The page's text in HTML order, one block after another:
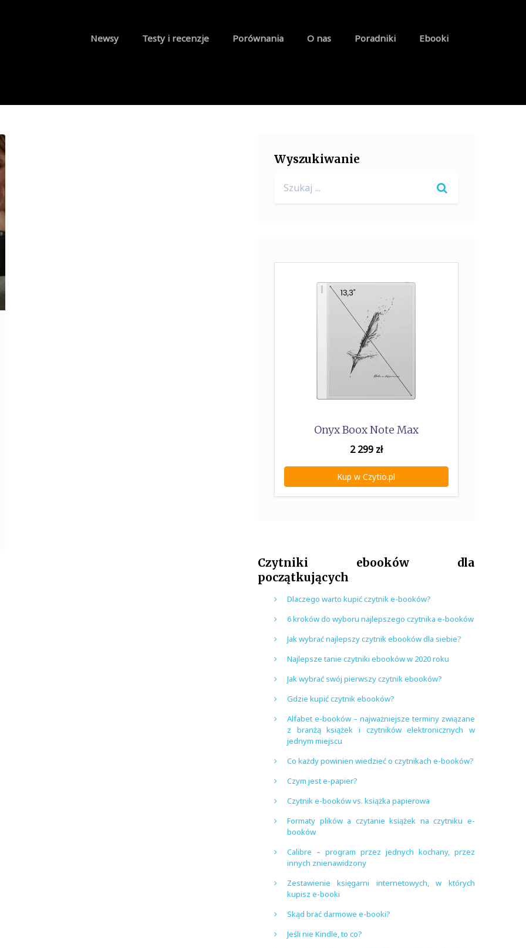
Newsy Testy i recenzje Porównania O nas Poradniki Ebooki
Wyszukiwanie
for:
Onyx Boox Note Max
2 299zł
Kup w Czytio.pl
Czytniki ebooków dla
początkujących
Dlaczego warto kupić czytnik e-booków?
6 kroków do wyboru najlepszego czytnika e-booków
Jak wybrać najlepszy czytnik ebooków dla siebie?
Najlepsze tanie czytniki ebooków w 2020 roku
Jak wybrać swój pierwszy czytnik ebooków?
Gdzie kupić czytnik ebooków?
Alfabet e-booków – najważniejsze terminy związane
z branżą książek i czytników elektronicznych w
jednym miejscu
Co każdy powinien wiedzieć o czytnikach e-booków?
Czym jest e-papier?
Czytnik e-booków vs. książka papierowa
Formaty plików a czytanie książek na czytniku e-
booków
Calibre – program przez jednych kochany, przez
innych znienawidzony
Zestawienie księgarni internetowych, w których
kupisz e-booki
Skąd brać darmowe e-booki?
Jeśli nie Kindle, to co?